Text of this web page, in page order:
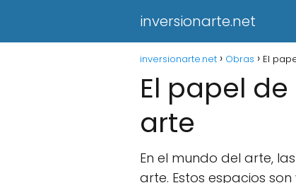
inversionarte.net
inversionarte.net Obras El
El papel
arte
En el mundo del arte,
arte. Estos espacios